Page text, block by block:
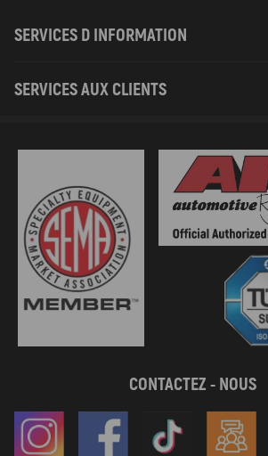
SERVICES D INFORMATION
SERVICES AUX CLIENTS
CONTACTEZ - NOUS